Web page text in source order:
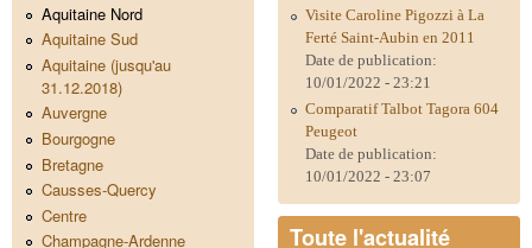
Aquitaine Nord
Aquitaine Sud
Aquitaine (jusqu'au
31.12.2018)
Auvergne
Bourgogne
Bretagne
Causses-Quercy
Centre
Champagne-Ardenne
Visite Caroline Pigozzi à La
Ferté Saint-Aubin en 2011
Date de publication:
10/01/2022 - 23:21
Comparatif Talbot Tagora 604
Peugeot
Date de publication:
10/01/2022 - 23:07
Toute l'actualité